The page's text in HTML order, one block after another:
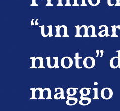
“un
nuoto”
maggio